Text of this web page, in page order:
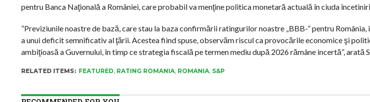
pentru Banca Naţională a României, care probabil va menţine politica monetară actuală în ciuda
”Previziunile noastre de bază, care stau la baza confirmării ratingurilor noastre „BBB-” pentru
a unui deficit semnificativ al ţării. Acestea fiind spuse, observăm riscul ca provocările economice şi
ambiţioasă a Guvernului, în timp ce strategia fiscală pe termen mediu după 2026 rămâne incertă”, arată
RELATED ITEMS: FEATURED RATING ROMANIA, ROMANIA, S&P